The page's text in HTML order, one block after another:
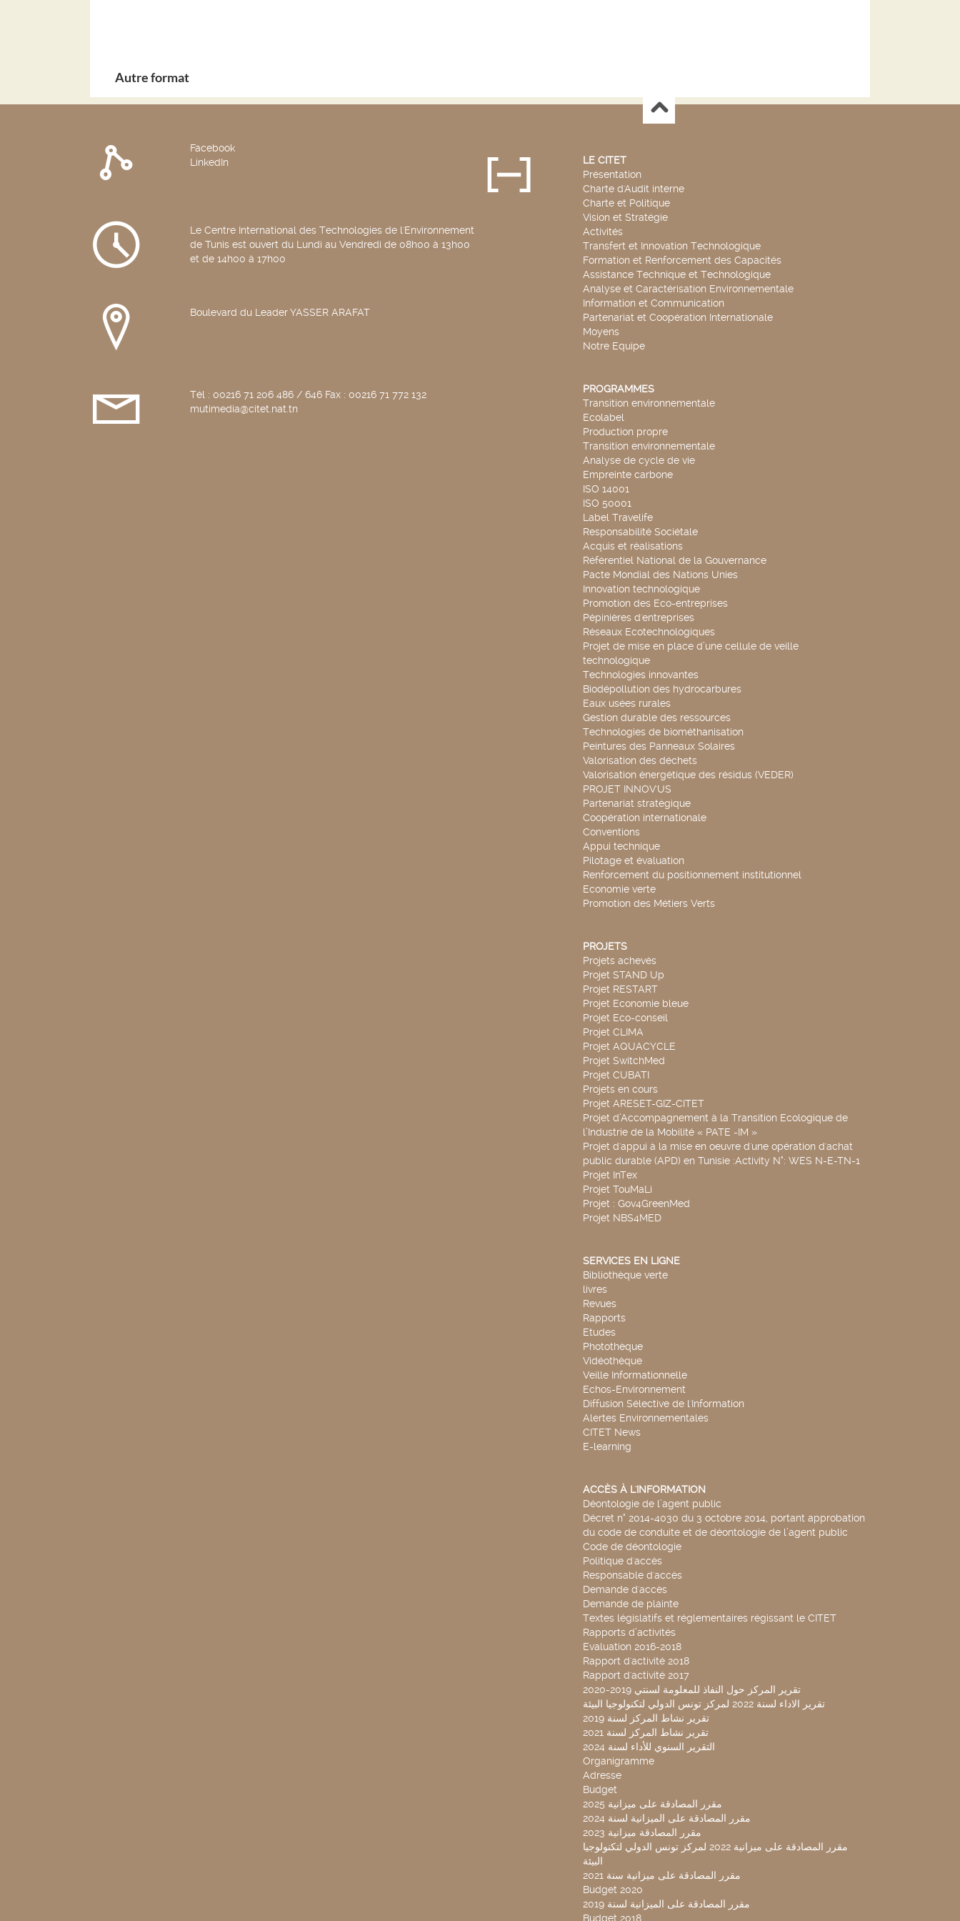
Autre format
Facebook
LinkedIn
Le Centre International des Technologies de l'Environnement
de Tunis est ouvert du Lundi au Vendredi de 08h00 à 13h00
et de 14h00 à 17h00
Boulevard du Leader YASSER ARAFAT
Tél : 00216 71 206 486 / 646 Fax : 00216 71 772 132
mutimedia@citet.nat.tn
LE CITET
Présentation
Charte d'Audit interne
Charte et Politique
Vision et Stratégie
Activités
Transfert et Innovation Technologique
Formation et Renforcement des Capacités
Assistance Technique et Technologique
Analyse et Caractérisation Environnementale
Information et Communication
Partenariat et Coopération Internationale
Moyens
Notre Equipe
PROGRAMMES
Transition environnementale
Ecolabel
Production propre
Transition environnementale
Analyse de cycle de vie
Empreinte carbone
ISO 14001
ISO 50001
Label Travelife
Responsabilité Sociétale
Acquis et réalisations
Référentiel National de la Gouvernance
Pacte Mondial des Nations Unies
Innovation technologique
Promotion des Eco-entreprises
Pépinières d'entreprises
Réseaux Ecotechnologiques
Projet de mise en place d’une cellule de veille
technologique
Technologies innovantes
Biodépollution des hydrocarbures
Eaux usées rurales
Gestion durable des ressources
Technologies de biométhanisation
Peintures des Panneaux Solaires
Valorisation des déchets
Valorisation énergétique des résidus (VEDER)
PROJET INNOV'US
Partenariat stratégique
Coopération internationale
Conventions
Appui technique
Pilotage et évaluation
Renforcement du positionnement institutionnel
Economie verte
Promotion des Métiers Verts
PROJETS
Projets achevés
Projet STAND Up
Projet RESTART
Projet Economie bleue
Projet Eco-conseil
Projet CLIMA
Projet AQUACYCLE
Projet SwitchMed
Projet CUBATI
Projets en cours
Projet ARESET-GIZ-CITET
Projet d’Accompagnement à la Transition Ecologique de
l’Industrie de la Mobilité « PATE -IM »
Projet d'appui à la mise en oeuvre d'une opération d'achat
public durable (APD) en Tunisie :Activity N°: WES N-E-TN-1
Projet InTex
Projet TouMaLi
Projet : Gov4GreenMed
Projet NBS4MED
SERVICES EN LIGNE
Bibliothèque verte
livres
Revues
Rapports
Etudes
Photothèque
Vidéothèque
Veille Informationnelle
Echos-Environnement
Diffusion Sélective de l'Information
Alertes Environnementales
CITET News
E-learning
ACCÈS À L'INFORMATION
Déontologie de l’agent public
Décret n° 2014-4030 du 3 octobre 2014, portant approbation
du code de conduite et de déontologie de l’agent public
Code de déontologie
Politique d'accès
Responsable d'accès
Demande d'accès
Demande de plainte
Textes législatifs et réglementaires régissant le CITET
Rapports d’activités
Evaluation 2016-2018
Rapport d'activité 2018
Rapport d'activité 2017
تقرير المركز حول النفاذ للمعلومة لسنتي 2019-2020
تقرير الاداء لسنة 2022 لمركز تونس الدولي لتكنولوجيا البيئة
تقرير نشاط المركز لسنة 2019
تقرير نشاط المركز لسنة 2021
التقرير السنوي للأداء لسنة 2024
Organigramme
Adresse
Budget
2025 مقرر المصادقة على ميزانية
مقرر المصادقة على الميزانية لسنة 2024
مقرر المصادقة ميزانية 2023
مقرر المصادقة على ميزانية 2022 لمركز تونس الدولي لتكنولوجيا
البيئة
مقرر المصادقة على ميزانية سنة 2021
Budget 2020
مقرر المصادقة على الميزانية لسنة 2019
Budget 2018